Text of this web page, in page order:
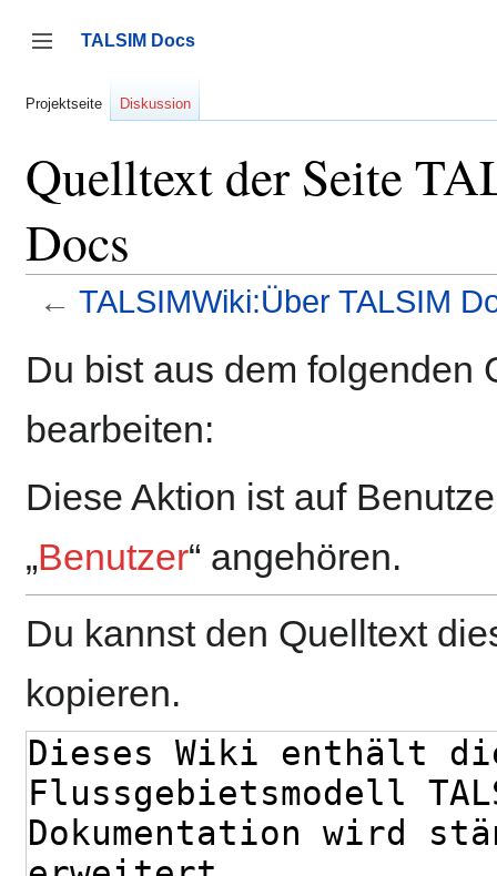
springen
Seitenleiste umschalten
TALSIM Docs
Projektseite Diskussion
Quelltext der Seite
Docs
← TALSIMWiki:Über TALSIM
Du bist aus dem folgenden
bearbeiten:
Diese Aktion ist auf
„Benutzer“ angehören.
Du kannst den Quelltext
kopieren.